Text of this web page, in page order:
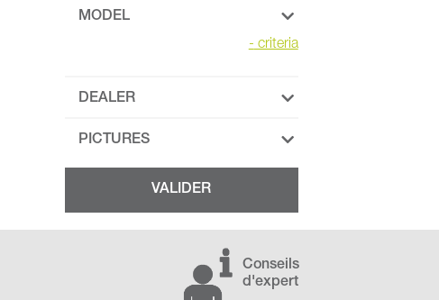
MODEL
- criteria
DEALER
PICTURES
Conseils
d'expert